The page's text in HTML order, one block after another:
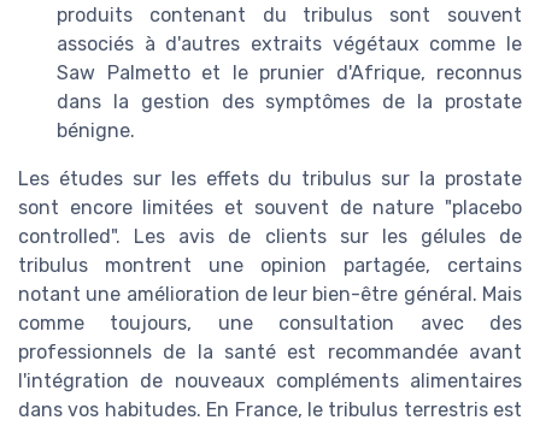
produits contenant du tribulus sont souvent
associés à d'autres extraits végétaux comme le
Saw Palmetto et le prunier d'Afrique, reconnus
dans la gestion des symptômes de la prostate
bénigne.
Les études sur les effets du tribulus sur la prostate
sont encore limitées et souvent de nature "placebo
controlled". Les avis de clients sur les gélules de
tribulus montrent une opinion partagée, certains
notant une amélioration de leur bien-être général. Mais
comme toujours, une consultation avec des
professionnels de la santé est recommandée avant
l'intégration de nouveaux compléments alimentaires
dans vos habitudes. En France, le tribulus terrestris est